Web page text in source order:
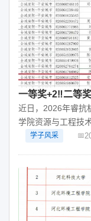
一等奖+2‼️二等
近日，2026年睿抗
学院资源与工程技
学子风采